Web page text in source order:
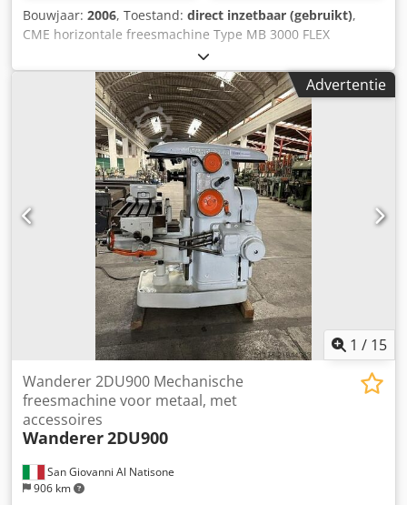
volledig functioneel en kan na afspraak worden bezichtigd.
Verdere technische gegevens en toebehoren graag op
aanvraag. Besturing: Siemens 840D SL Spindelopname:
SK50 (DIN69871) Csdjytqdropfx Ahqoha De vermelde prijs
is exclusief demontage, verpakking en transport. Verkoop
vanuit locatie, tussentijdse verkoop voorbehouden. De
machines worden in gebruikte staat verkocht; enige vorm
van garantie en aansprakelijkheid is uitgesloten.
Bouwjaar: 2006, Toestand: direct inzetbaar (gebruikt),
CME horizontale freesmachine Type MB 3000 FLEX
Tafelafmeting 1.400 x1.400 mm Max. tafelbelasting 12T
Verplaatsing in lengterichting (X) 3.000 mm Verticale slag
(Y) 2.000 mm Dwarsverplaatsing (Z) 1.000 mm Chedpfx
Ahogui Txoqea Boorbeweging (W) 700 mm Draaischijf (B)
360 - 0,001 graad Boorspindel dia. 150 mm Spiltoerental
50-2200 rpm Spilconus 50 ISO Vermogen spindelmotor 30
kW Ram grootte 580-430 mm CNC Besturing Heidenhain
iTNC530 Toebehoren: Koeling door spindel 60 bar ATC 60
potten Uren: Spindel 27.048 uren Afmetingen machine:
Hoogte 4.856 mm Lengte 6.663 mm Breedte 10.000 mm
Gewicht 70 T Bouwjaar 2006
Advertentie
1 / 15
San Giovanni Al Natisone
906 km
Wanderer 2DU900 Mechanische
freesmachine voor metaal, met
accessoires
Wanderer2DU900